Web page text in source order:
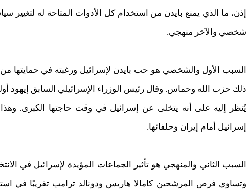
إذن، ما الذي يمنع بايدن من استخدام كل الأدوات المتاحة له لتغيير
شخصي والآخر منهجي.
السبب الأول والشخصي هو حب بايدن لإسرائيل ورغبته في حمايتها من
ذلك حزب الله وحماس. وقال رئيس الوزراء الإسرائيلي السابق إيهود
يُنظر إليه على أنه يتخلى عن إسرائيل في وقت حاجتها الكبرى.
إسرائيل أمام إيران وحلفائها.
وتساوي فرص المرشحين كامالا هاريس ودونالد ترامب تقريبًا في